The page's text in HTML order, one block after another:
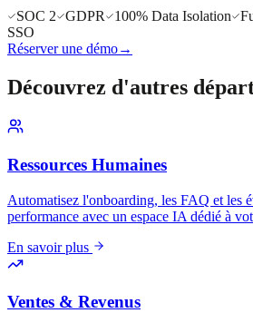
SOC 2 GDPR 100% Data Isolation
SSO
Réserver une démo→
Découvrez d'autres
Ressources Humaines
Automatisez l'onboarding, les FAQ et les
performance avec un espace IA dédié à
En savoir plus
Ventes & Revenus